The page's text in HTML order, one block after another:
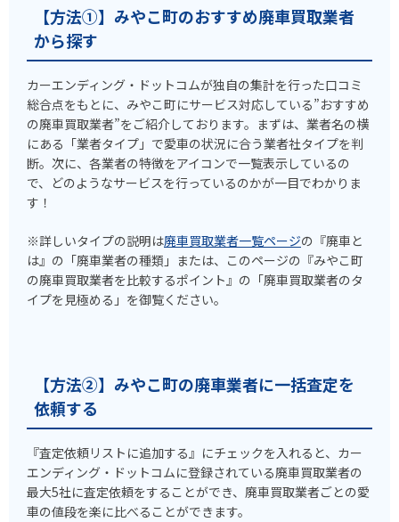
【方法①】みやこ町のおすすめ廃車買取業者
から探す
カーエンディング・ドットコムが独自の集計を行った口コミ
総合点をもとに、みやこ町にサービス対応している”おすすめ
の廃車買取業者”をご紹介しております。まずは、業者名の横
にある「業者タイプ」で愛車の状況に合う業者社タイプを判
断。次に、各業者の特徴をアイコンで一覧表示しているの
で、どのようなサービスを行っているのかが一目でわかりま
す！
※詳しいタイプの説明は廃車買取業者一覧ページの『廃車と
は』の「廃車業者の種類」または、このページの『みやこ町
の廃車買取業者を比較するポイント』の「廃車買取業者のタ
イプを見極める」を御覧ください。
【方法②】みやこ町の廃車業者に一括査定を
依頼する
『査定依頼リストに追加する』にチェックを入れると、カー
エンディング・ドットコムに登録されている廃車買取業者の
最大5社に査定依頼をすることができ、廃車買取業者ごとの愛
車の値段を楽に比べることができます。